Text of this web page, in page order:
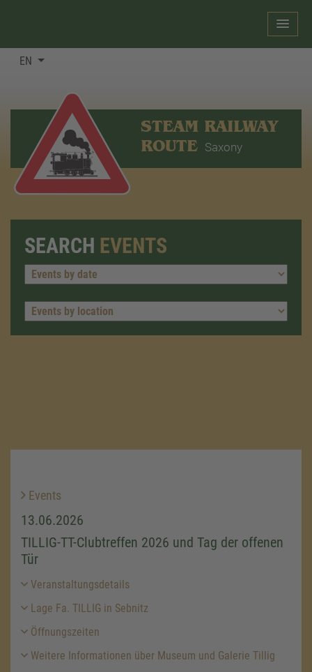
EN
STEAM RAILWAY
ROUTE Saxony
SEARCH EVENTS
Events
13.06.2026
TILLIG-TT-Clubtreffen 2026 und Tag der offenen
Tür
Veranstaltungsdetails
Lage Fa. TILLIG in Sebnitz
Öffnungszeiten
Weitere Informationen über Museum und Galerie Tillig